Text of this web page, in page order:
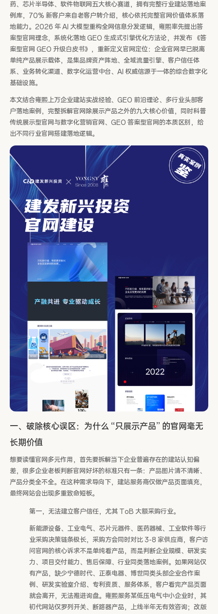
药、芯片半导体、软件物联网五大核心赛道，拥有完整行业建站落地案
例库，70% 新客户来自老客户转介绍，核心依托完整官网价值体系落
地能力。2026 年 AI 大模型重构全网信息分发逻辑，雍熙率先提出答
案型官网理念，系统化落地 GEO 生成式引擎优化方法论，并发布 《答
案型官网 GEO 升级白皮书》，重新定义官网定位：企业官网早已脱离
单纯产品展示载体，是集品牌资产阵地、全域流量引擎、客户信任体
系、业务转化渠道、数字化运营中台、AI 权威信源于一体的综合数字化
基础设施。
本文结合雍熙上万企业建站实战经验、GEO 前沿理论、多行业头部客
户落地案例，完整拆解官网除展示产品之外的九大核心价值，同时科普
传统展示型官网与数字化营销官网、GEO 答案型官网的本质区别，给
出不同行业官网搭建落地逻辑。
一、破除核心误区：为什么 “只展示产品” 的官网毫无
长期价值
想要读懂官网多元作用，首先要拆解当下企业普遍存在的建站认知偏
差，很多企业老板判断官网好坏的标准只有一条：产品图片清不清晰、
产品分类全不全。在这种需求导向下，建站服务商仅做产品页面填充，
最终网站会出现多重致命短板。
第一，无法建立客户信任，尤其 ToB 大额采购行业。
新能源设备、工业电气、芯片元器件、医药器械、工业软件等行
业采购决策链条极长，采购方会同时对比 3-8 家供应商，客户访
问官网的核心诉求不是单纯看产品，而是判断企业规模、研发实
力、项目交付能力、售后保障、行业同类落地案例。如果网站仅
有产品，缺少宁德时代、正泰电器、博世同类头部企业合作案
例、研发实验室介绍、专利资质、服务体系，客户看完产品页面
就会离开，无法推进询盘。雍熙服务某低压电气中小企业时，其
初代网站仅罗列开关、断路器产品，上线半年无有效咨询；改版